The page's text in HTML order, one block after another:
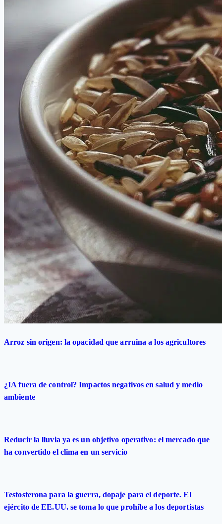
Arroz sin origen: la opacidad que arruina a los agricultores
¿IA fuera de control? Impactos negativos en salud y medio
ambiente
Reducir la lluvia ya es un objetivo operativo: el mercado que
ha convertido el clima en un servicio
Testosterona para la guerra, dopaje para el deporte. El
ejército de EE.UU. se toma lo que prohíbe a los deportistas